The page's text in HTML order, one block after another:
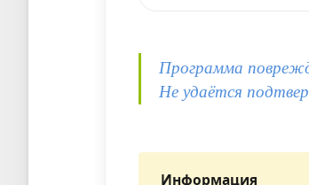
Программа
Не удаётся
Информация